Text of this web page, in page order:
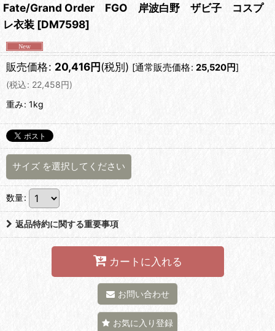
Fate/Grand Order FGO 岸波白野 ザビ子 コスプ
レ衣装 [DM7598]
販売価格: 20,416円(税別) [通常販売価格: 25,520円]
(税込: 22,458円)
重み: 1kg
サイズ を選択してください
数量:
返品特約に関する重要事項
カートに入れる
お問い合わせ
お気に入り登録